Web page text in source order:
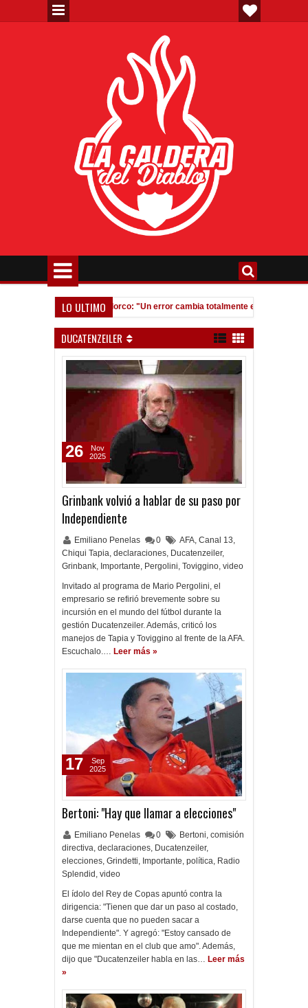
LO ULTIMO
02:07 AM Fedorco: "Un error cambia totalmente el partido"
DUCATENZEILER
Grinbank volvió a hablar de su paso por
Independiente
Emiliano Penelas 0 AFA, Canal 13,
Chiqui Tapia, declaraciones, Ducatenzeiler,
Grinbank, Importante, Pergolini, Toviggino, video
Invitado al programa de Mario Pergolini, el
empresario se refirió brevemente sobre su
incursión en el mundo del fútbol durante la
gestión Ducatenzeiler. Además, criticó los
manejos de Tapia y Toviggino al frente de la AFA.
Escuchalo.… Leer más »
26
Nov
2025
Bertoni: "Hay que llamar a elecciones"
Emiliano Penelas 0 Bertoni, comisión
directiva, declaraciones, Ducatenzeiler,
elecciones, Grindetti, Importante, política, Radio
Splendid , video
El ídolo del Rey de Copas apuntó contra la
dirigencia: "Tienen que dar un paso al costado,
darse cuenta que no pueden sacar a
Independiente". Y agregó: "Estoy cansado de
que me mientan en el club que amo". Además,
dijo que "Ducatenzeiler habla en las… Leer más
»
17
Sep
2025